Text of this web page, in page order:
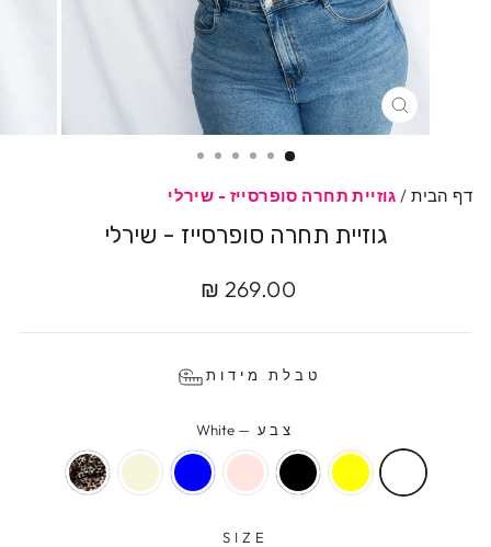
סגרי
דף הבית / גוזיית תחרה סופרסייז - שירלי
גוזיית תחרה סופרסייז - שירלי
מחיר
מחיר
269.00 ₪
טבלת מידות
צבע—
White
SIZE